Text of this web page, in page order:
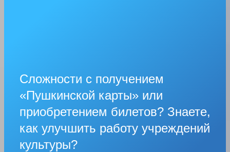
Сложности с получением
«Пушкинской карты» или
приобретением билетов? Знаете,
как улучшить работу учреждений
культуры?